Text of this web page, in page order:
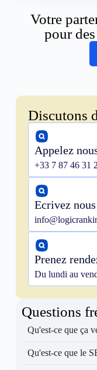
Votre
pour
Discutons
Appelez
+33 7 87 46 31
Ecrivez nous
Prenez
Du lundi au
Questions
Qu'est-ce que ça
Qu'est-ce que le